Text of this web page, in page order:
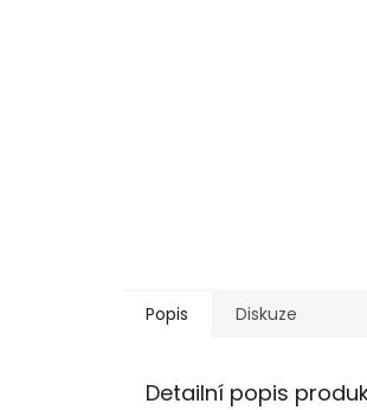
Popis Diskuze
Detailní popis